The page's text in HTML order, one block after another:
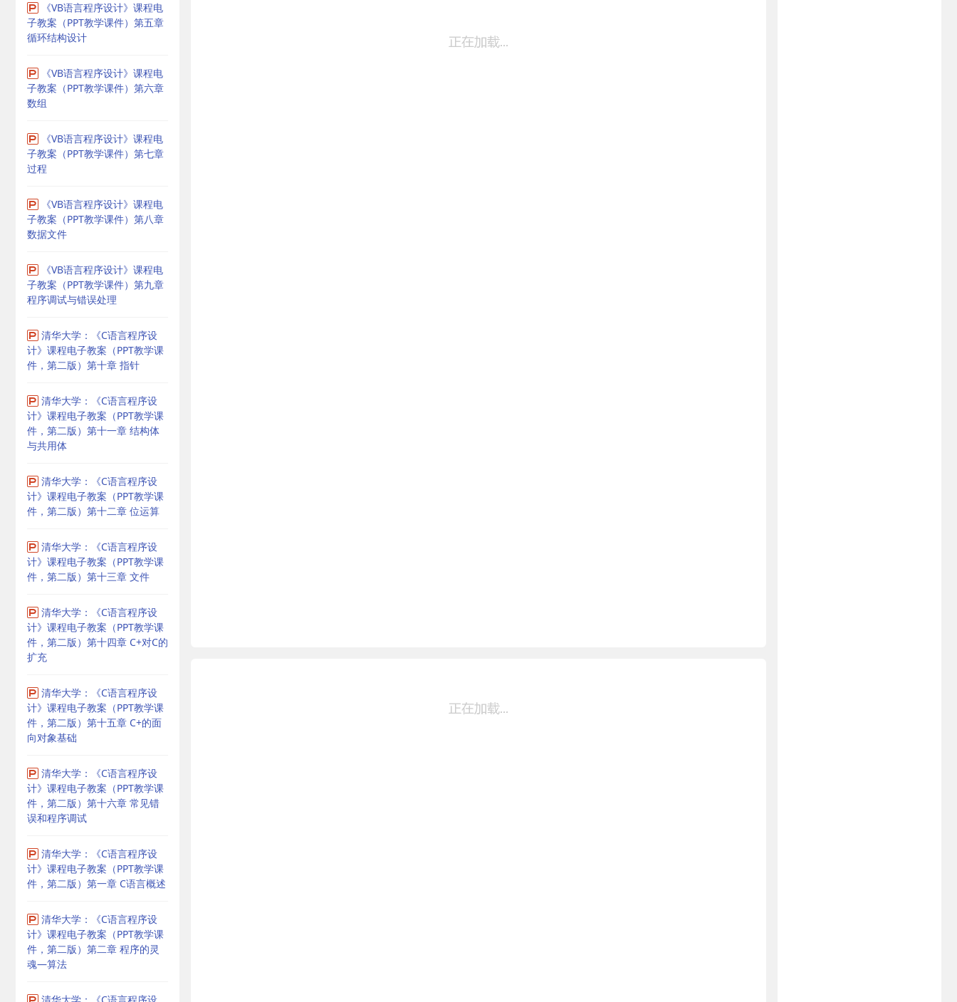
《VB语言程序设计》课程电
子教案（PPT教学课件）第五章
循环结构设计
《VB语言程序设计》课程电
子教案（PPT教学课件）第六章
数组
《VB语言程序设计》课程电
子教案（PPT教学课件）第七章
过程
《VB语言程序设计》课程电
子教案（PPT教学课件）第八章
数据文件
《VB语言程序设计》课程电
子教案（PPT教学课件）第九章
程序调试与错误处理
清华大学：《C语言程序设
计》课程电子教案（PPT教学课
件，第二版）第十章 指针
清华大学：《C语言程序设
计》课程电子教案（PPT教学课
件，第二版）第十一章 结构体
与共用体
清华大学：《C语言程序设
计》课程电子教案（PPT教学课
件，第二版）第十二章 位运算
清华大学：《C语言程序设
计》课程电子教案（PPT教学课
件，第二版）第十三章 文件
清华大学：《C语言程序设
计》课程电子教案（PPT教学课
件，第二版）第十四章 C+对C的
扩充
清华大学：《C语言程序设
计》课程电子教案（PPT教学课
件，第二版）第十五章 C+的面
向对象基础
清华大学：《C语言程序设
计》课程电子教案（PPT教学课
件，第二版）第十六章 常见错
误和程序调试
清华大学：《C语言程序设
计》课程电子教案（PPT教学课
件，第二版）第一章 C语言概述
清华大学：《C语言程序设
计》课程电子教案（PPT教学课
件，第二版）第二章 程序的灵
魂—算法